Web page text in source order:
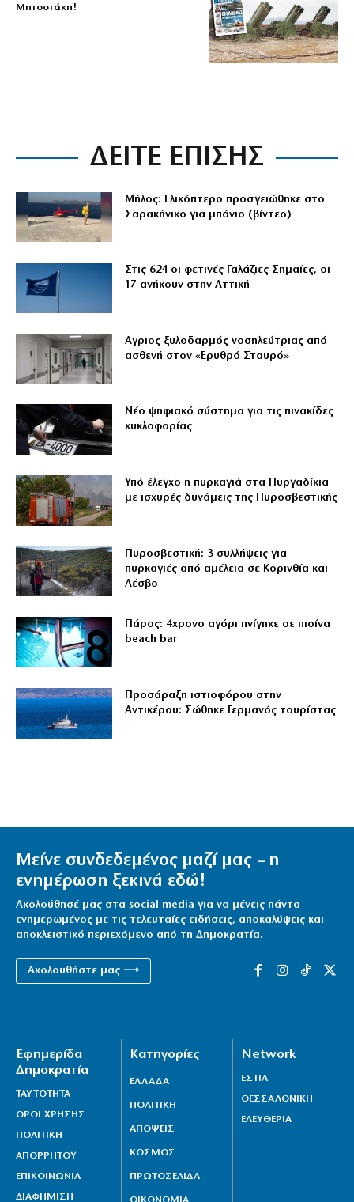
Μητσοτάκη!
ΔΕΙΤΕ ΕΠΙΣΗΣ
Μήλος: Ελικόπτερο προσγειώθηκε στο
Σαρακήνικο για μπάνιο (βίντεο)
Στις 624 οι φετινές Γαλάζιες Σημαίες, οι
17 ανήκουν στην Αττική
Αγριος ξυλοδαρμός νοσηλεύτριας από
ασθενή στον «Ερυθρό Σταυρό»
Νέο ψηφιακό σύστημα για τις πινακίδες
κυκλοφορίας
Υπό έλεγχο η πυρκαγιά στα Πυργαδίκια
με ισχυρές δυνάμεις της Πυροσβεστικής
Πυροσβεστική: 3 συλλήψεις για
πυρκαγιές από αμέλεια σε Κορινθία και
Λέσβο
Πάρος: 4χρονο αγόρι πνίγηκε σε πισίνα
beach bar
Προσάραξη ιστιοφόρου στην
Αντικέρου: Σώθηκε Γερμανός τουρίστας
Μείνε συνδεδεμένος μαζί μας – η
ενημέρωση ξεκινά εδώ!
Ακολούθησέ μας στα social media για να μένεις πάντα
ενημερωμένος με τις τελευταίες ειδήσεις, αποκαλύψεις και
αποκλειστικό περιεχόμενο από τη Δημοκρατία.
Ακολουθήστε μας ⟶
Εφημερίδα
Δημοκρατία
ΤΑΥΤΟΤΗΤΑ
ΟΡΟΙ ΧΡΗΣΗΣ
ΠΟΛΙΤΙΚΗ
ΑΠΟΡΡΗΤΟΥ
ΕΠΙΚΟΙΝΩΝΙΑ
ΔΙΑΦΗΜΙΣΗ
Κατηγορίες
ΕΛΛΑΔΑ
ΠΟΛΙΤΙΚΗ
ΑΠΟΨΕΙΣ
ΚΟΣΜΟΣ
ΠΡΩΤΟΣΕΛΙΔΑ
Network
ΕΣΤΙΑ
ΘΕΣΣΑΛΟΝΙΚΗ
ΕΛΕΥΘΕΡΙΑ